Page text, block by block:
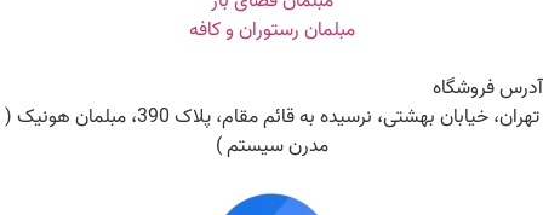
مبلمان رستوران و کافه
آدرس فروشگاه
تهران، خیابان بهشتی، نرسیده به قائم مقام، پلاک 390، مبلمان هونیک (
مدرن سیستم )